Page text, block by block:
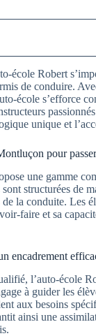
école Robert
de conduire.
école s’efforce
unique et
pour
une gamme
structurées de
la conduite. Les
faire et sa
encadrement
l’auto-école
à guider les
aux besoins
ainsi une